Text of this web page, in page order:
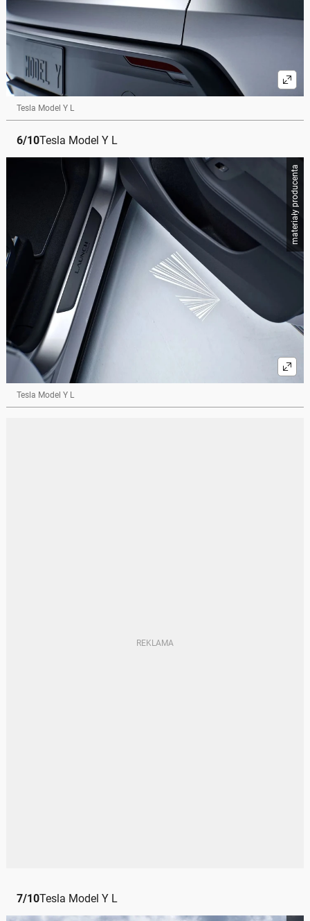
Tesla Model Y L
6/10Tesla Model Y L
materiały producenta
Tesla Model Y L
7/10Tesla Model Y L